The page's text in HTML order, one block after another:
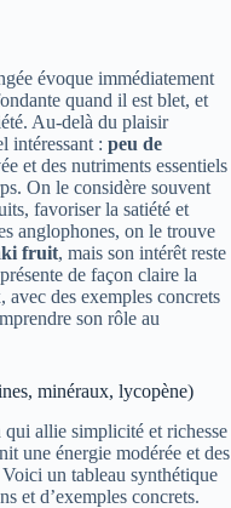
évoque immédiatement
quand il est blet, et
Au-delà du plaisir
intéressant : peu de
et des nutriments essentiels
On le considère souvent
favoriser la satiété et
anglophones, on le trouve
fruit, mais son intérêt reste
de façon claire la
des exemples concrets
son rôle au
minéraux, lycopène)
allie simplicité et richesse
une énergie modérée et des
un tableau synthétique
et d’exemples concrets.